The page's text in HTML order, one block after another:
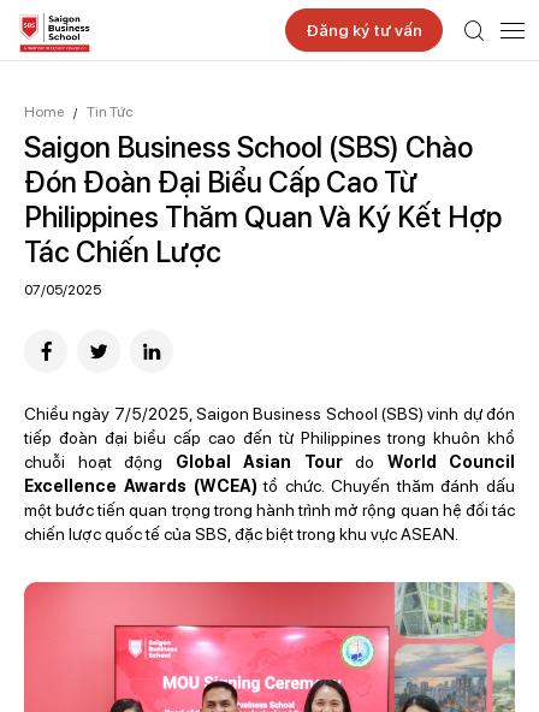
Đăng ký tư vấn
Home / Tin Tức
Saigon Business School (SBS) Chào
Đón Đoàn Đại Biểu Cấp Cao Từ
Philippines Thăm Quan Và Ký Kết Hợp
Tác Chiến Lược
07/05/2025
Chiều ngày 7/5/2025, Saigon Business School (SBS) vinh dự đón
tiếp đoàn đại biểu cấp cao đến từ Philippines trong khuôn khổ
chuỗi hoạt động Global Asian Tourdo World Council
Excellence Awards (WCEA) tổ chức. Chuyến thăm đánh dấu
một bước tiến quan trọng trong hành trình mở rộng quan hệ đối tác
chiến lược quốc tế của SBS, đặc biệt trong khu vực ASEAN.